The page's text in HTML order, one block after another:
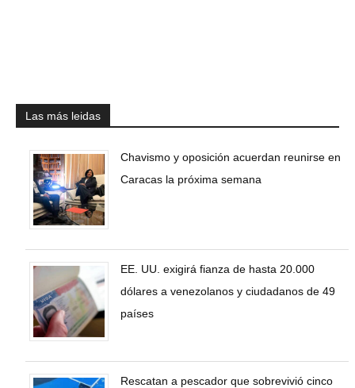
Las más leidas
Chavismo y oposición acuerdan reunirse en
Caracas la próxima semana
EE. UU. exigirá fianza de hasta 20.000
dólares a venezolanos y ciudadanos de 49
países
Rescatan a pescador que sobrevivió cinco